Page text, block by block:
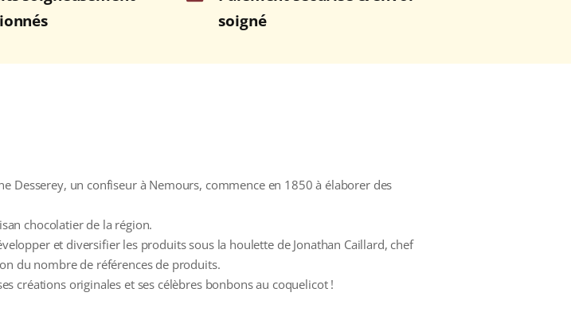
soigné
Desserey, un confiseur à Nemours, commence en 1850 à élaborer des
chocolatier de la région.
et diversifier les produits sous la houlette de Jonathan Caillard, chef
du nombre de références de produits.
créations originales et ses célèbres bonbons au coquelicot !